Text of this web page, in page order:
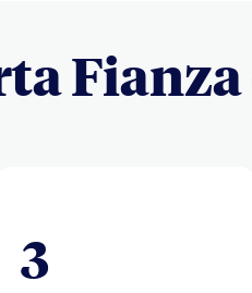
Fianza
3